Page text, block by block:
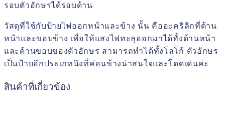
รอบตัวอักษรได้รอบด้าน
วัสดุที่ใช้กับป้ายไฟออกหน้าและข้าง นั้น คืออะคริลิกที่ด้าน
หน้าและขอบข้าง เพื่อให้แสงไฟทะลุออกมาได้ทั้งด้านหน้า
และด้านขอบของตัวอักษร สามารถทำได้ทั้งโลโก้ ตัวอักษร
เป็นป้ายอีกประเถทนึงที่ค่อนข้างน่าสนใจและโดดเด่นค่ะ
สินค้าที่เกี่ยวข้อง